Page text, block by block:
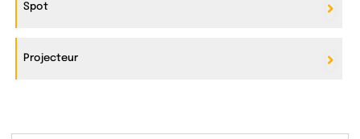
Spot
Projecteur